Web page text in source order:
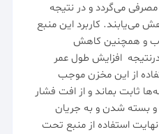
می‌گردد و در نتیجه
می‌یابند. کاربرد این منبع
و همچنین کاهش
افزایش طول عمر
از این مخزن موجب
ثابت بماند و از افت فشار
و بسته شدن و به جریان
استفاده از منبع تحت